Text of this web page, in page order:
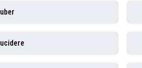
uber
ucidere